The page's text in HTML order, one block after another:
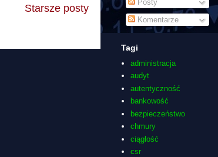
Starsze posty
Posty
Komentarze
Tagi
administracja
audyt
autentyczność
bankowość
bezpieczeństwo
chmury
ciągłość
csr